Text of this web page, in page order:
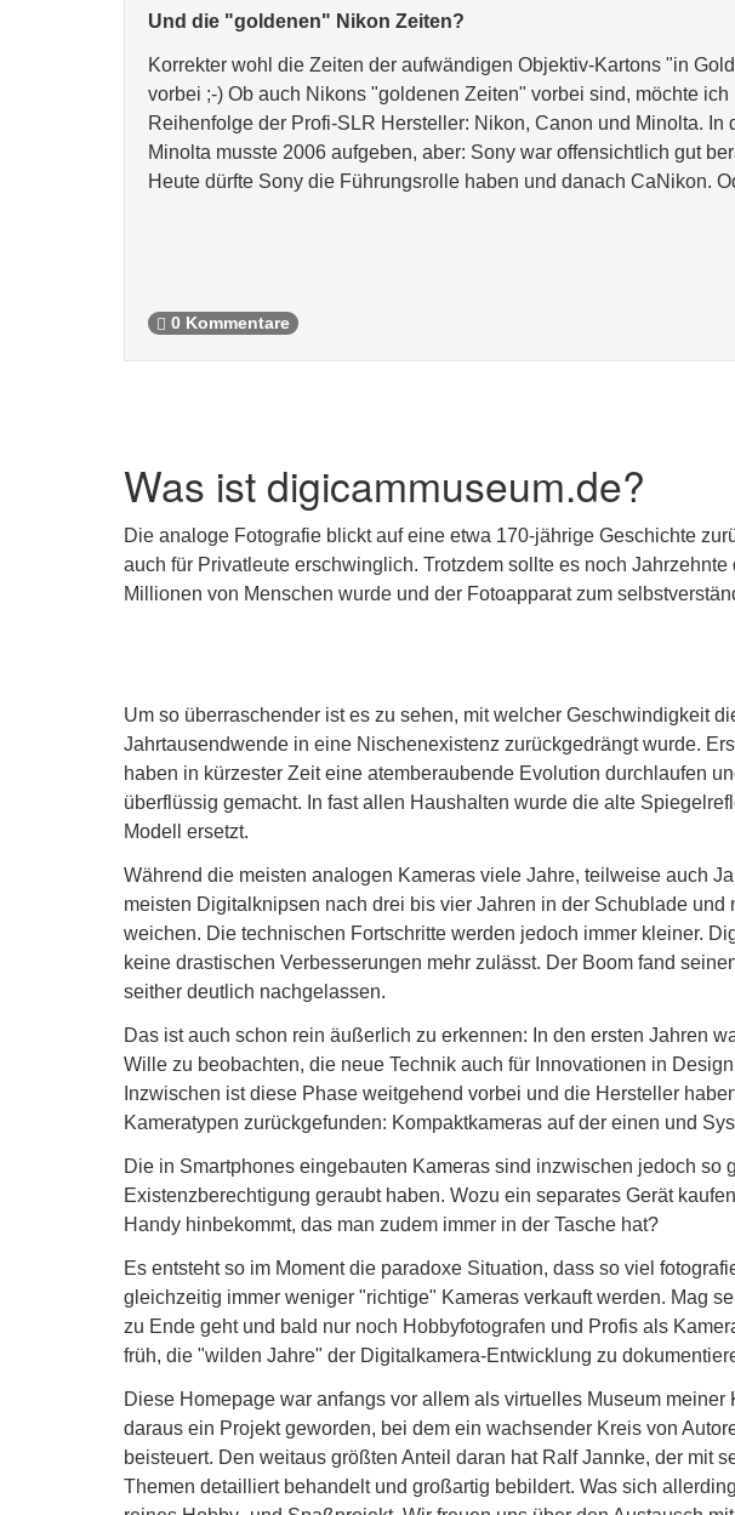
Und die "goldenen" Nikon Zeiten?
Korrekter wohl die Zeiten der aufwändigen Objektiv-Kartons "in
vorbei ;-) Ob auch Nikons "goldenen Zeiten" vorbei sind, möchte
Reihenfolge der Profi-SLR Hersteller: Nikon, Canon und Minolta.
Minolta musste 2006 aufgeben, aber: Sony war offensichtlich gut
Heute dürfte Sony die Führungsrolle haben und danach CaNikon.
0 Kommentare
Was ist digicammuseum.de?
Die analoge Fotografie blickt auf eine etwa 170-jährige Geschichte
auch für Privatleute erschwinglich. Trotzdem sollte es noch
Millionen von Menschen wurde und der Fotoapparat zum
Um so überraschender ist es zu sehen, mit welcher Geschwindigkeit
Jahrtausendwende in eine Nischenexistenz zurückgedrängt wurde.
haben in kürzester Zeit eine atemberaubende Evolution durchlaufen
überflüssig gemacht. In fast allen Haushalten wurde die alte
Modell ersetzt.
Während die meisten analogen Kameras viele Jahre, teilweise auch
meisten Digitalknipsen nach drei bis vier Jahren in der Schublade und
weichen. Die technischen Fortschritte werden jedoch immer kleiner.
keine drastischen Verbesserungen mehr zulässt. Der Boom fand
seither deutlich nachgelassen.
Das ist auch schon rein äußerlich zu erkennen: In den ersten Jahren
Wille zu beobachten, die neue Technik auch für Innovationen in
Inzwischen ist diese Phase weitgehend vorbei und die Hersteller
Kameratypen zurückgefunden: Kompaktkameras auf der einen und
Die in Smartphones eingebauten Kameras sind inzwischen jedoch so
Existenzberechtigung geraubt haben. Wozu ein separates Gerät
Handy hinbekommt, das man zudem immer in der Tasche hat?
Es entsteht so im Moment die paradoxe Situation, dass so viel
gleichzeitig immer weniger "richtige" Kameras verkauft werden. Mag
zu Ende geht und bald nur noch Hobbyfotografen und Profis als
früh, die "wilden Jahre" der Digitalkamera-Entwicklung zu
Diese Homepage war anfangs vor allem als virtuelles Museum
daraus ein Projekt geworden, bei dem ein wachsender Kreis von
beisteuert. Den weitaus größten Anteil daran hat Ralf Jannke, der mit
Themen detailliert behandelt und großartig bebildert. Was sich